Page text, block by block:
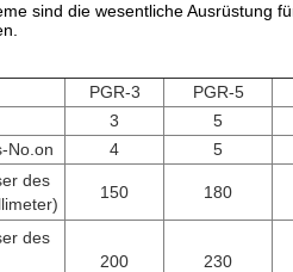
sind die wesentliche Ausrüstung
PGR-3 PGR-5
3 5
No.on
4 5
des
150 180
des
200 230